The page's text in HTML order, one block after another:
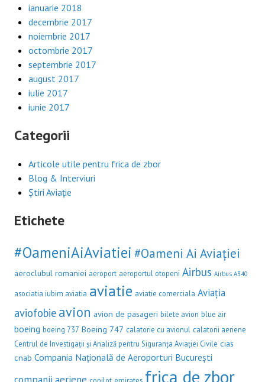
ianuarie 2018
decembrie 2017
noiembrie 2017
octombrie 2017
septembrie 2017
august 2017
iulie 2017
iunie 2017
Categorii
Articole utile pentru frica de zbor
Blog & Interviuri
Știri Aviație
Etichete
#OameniAiAviatiei #Oameni Ai Aviației
aeroclubul romaniei aeroport aeroportul otopeni Airbus Airbus A340
asociatia iubim aviatia aviatie aviatie comerciala Aviația
aviofobie avion avion de pasageri bilete avion blue air
boeing boeing 737 Boeing 747 calatorie cu avionul calatorii aeriene
Centrul de Investigații și Analiză pentru Siguranța Aviației Civile cias
cnab Compania Națională de Aeroporturi București
frica de zbor